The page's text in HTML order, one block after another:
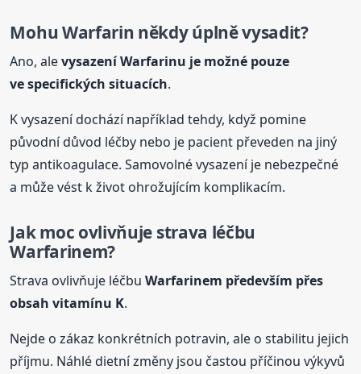
Mohu Warfarin někdy úplně vysadit?
Ano, alevysazení Warfarinu je možné pouze
ve specifických situacích.
K vysazení dochází například tehdy, když pomine
původní důvod léčby nebo je pacient převeden na jiný
typ antikoagulace. Samovolné vysazení je nebezpečné
a může vést k život ohrožujícím komplikacím.
Jak moc ovlivňuje strava léčbu
Warfarinem?
Strava ovlivňuje léčbuWarfarinem především přes
obsah vitamínu K.
Nejde o zákaz konkrétních potravin, ale o stabilitu jejich
příjmu. Náhlé dietní změny jsou častou příčinou výkyvů